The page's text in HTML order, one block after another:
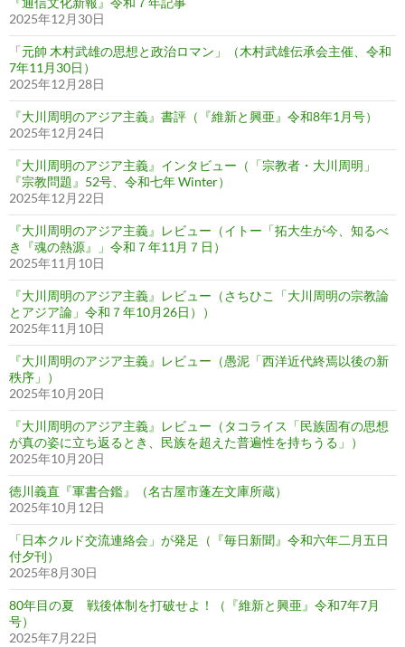
2025年12月30日
「元帥 木村武雄の思想と政治ロマン」（木村武雄伝承会主催、令和
7年11月30日）
2025年12月28日
『大川周明のアジア主義』書評（『維新と興亜』令和8年1月号）
2025年12月24日
『大川周明のアジア主義』インタビュー（「宗教者・大川周明」
『宗教問題』52号、令和七年 Winter）
2025年12月22日
『大川周明のアジア主義』レビュー（イトー「拓大生が今、知るべ
き『魂の熱源』」令和７年11月７日）
2025年11月10日
『大川周明のアジア主義』レビュー（さちひこ「大川周明の宗教論
とアジア論」令和７年10月26日））
2025年11月10日
『大川周明のアジア主義』レビュー（愚泥「西洋近代終焉以後の新
秩序」）
2025年10月20日
『大川周明のアジア主義』レビュー（タコライス「民族固有の思想
が真の姿に立ち返るとき、民族を超えた普遍性を持ちうる」）
2025年10月20日
徳川義直『軍書合鑑』（名古屋市蓬左文庫所蔵）
2025年10月12日
「日本クルド交流連絡会」が発足（『毎日新聞』令和六年二月五日
付夕刊）
2025年8月30日
80年目の夏 戦後体制を打破せよ！（『維新と興亜』令和7年7月
号）
2025年7月22日